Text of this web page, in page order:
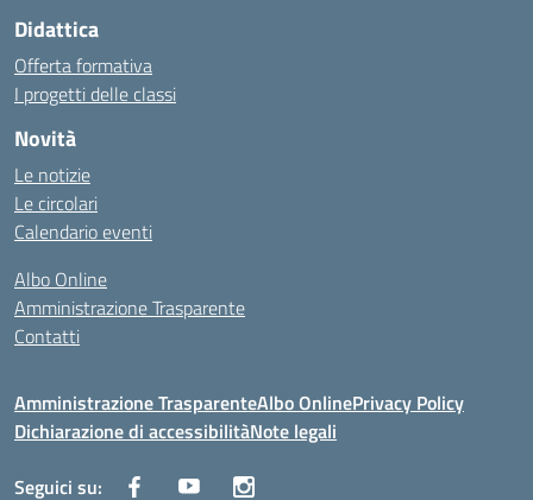
Didattica
Offerta formativa
I progetti delle classi
Novità
Le notizie
Le circolari
Calendario eventi
Albo Online
Amministrazione Trasparente
Contatti
Amministrazione TrasparenteAlbo OnlinePrivacy Policy
Dichiarazione di accessibilitàNote legali
Seguici su: